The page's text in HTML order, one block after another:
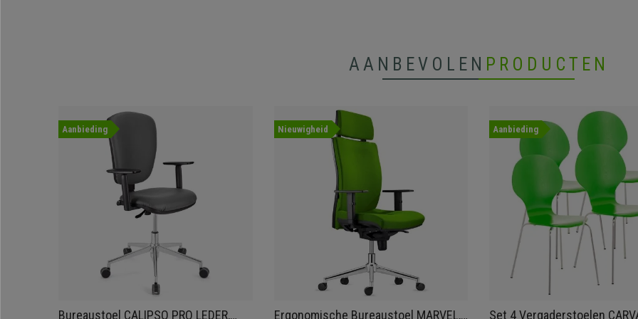
AANBEVOLEN PRODUCTEN
Aanbieding
Bureaustoel CALIPSO PRO LEDER,
Nieuwigheid
Ergonomische Bureaustoel MARVEL,
Aanbieding
Set 4 Vergaderstoelen